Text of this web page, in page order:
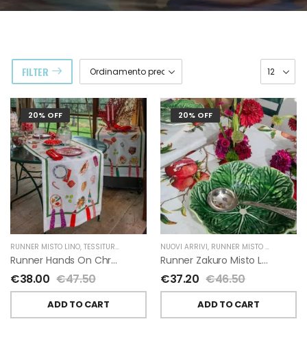
FILTER
20% OFF
RUNNER MISTO LINO, TESSITURA TOSCANA TELERIE
Runner Hands On Christmas Misto Lino Di Tessitura Toscana Telerie
€38.00 €47.50
ADD TO CART
20% OFF
NUOVI ARRIVI, RUNNER MISTO LINO
Runner Zakuro Misto Lino Di Tessitura Toscana Telerie
€37.20 €46.50
ADD TO CART